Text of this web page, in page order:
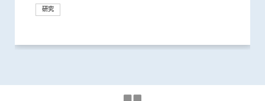
研究
研究
研究
健康推廣計劃
研究
研究
研究
研究
研究
研究
研究
研究
研究
研究
研究
研究
國際合作
研究
研究
獎項及榮譽
健康推廣計劃
研究
研究
研究
研究
研究
研究
研究
研究
國際合作
研究
研究
研究
研究
研究
研究
研究
研究
研究
研究
研究
獎項及榮譽
研究
研究
研究
研究
臨床服務
研究
外科創新技術
研究
研究
研究
研究
研究
研究